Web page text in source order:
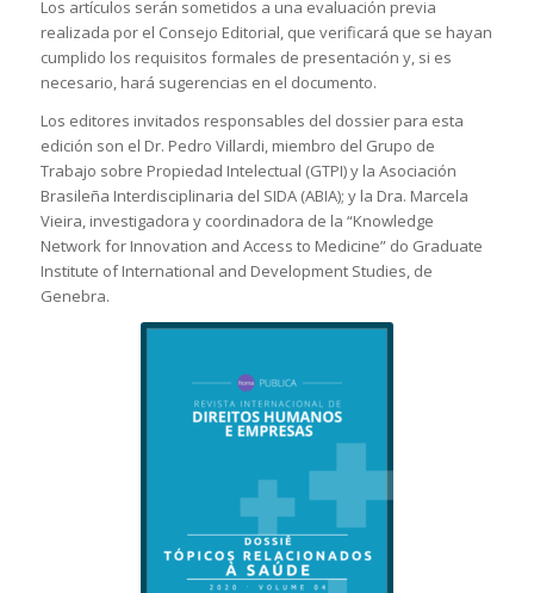
Los artículos serán sometidos a una evaluación previa
realizada por el Consejo Editorial, que verificará que se hayan
cumplido los requisitos formales de presentación y, si es
necesario, hará sugerencias en el documento.
Los editores invitados responsables del dossier para esta
edición son el Dr. Pedro Villardi, miembro del Grupo de
Trabajo sobre Propiedad Intelectual (GTPI) y la Asociación
Brasileña Interdisciplinaria del SIDA (ABIA); y la Dra. Marcela
Vieira, investigadora y coordinadora de la “Knowledge
Network for Innovation and Access to Medicine” do Graduate
Institute of International and Development Studies, de
Genebra.